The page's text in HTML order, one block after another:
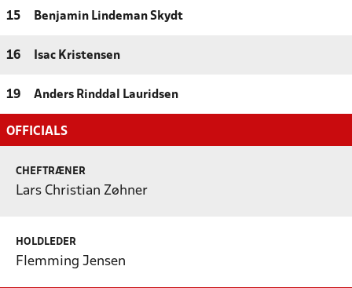
15 Benjamin Lindeman Skydt
16 Isac Kristensen
19 Anders Rinddal Lauridsen
OFFICIALS
CHEFTRÆNER
Lars Christian Zøhner
HOLDLEDER
Flemming Jensen